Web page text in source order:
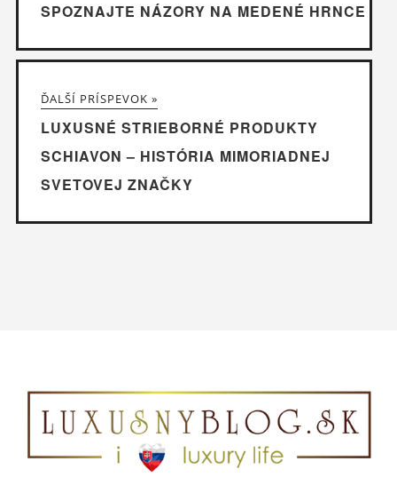
SPOZNAJTE NÁZORY NA MEDENÉ HRNCE
ĎALŠÍ PRÍSPEVOK »
LUXUSNÉ STRIEBORNÉ PRODUKTY
SCHIAVON – HISTÓRIA MIMORIADNEJ
SVETOVEJ ZNAČKY